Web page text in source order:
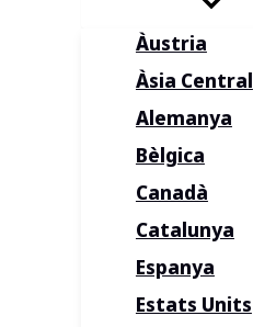
Àustria
Àsia Central
Alemanya
Bèlgica
Canadà
Catalunya
Espanya
Estats Units